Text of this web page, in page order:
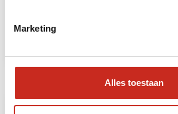
Marketing
Alles toestaan